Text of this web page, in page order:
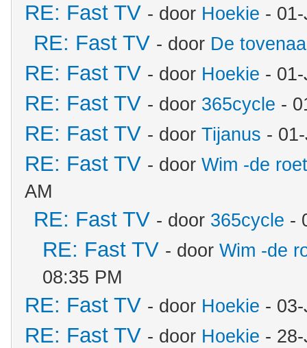
RE: Fast TV - door Hoekie -
RE: Fast TV - door De
RE: Fast TV - door Hoekie -
RE: Fast TV - door 365cycle -
RE: Fast TV - door Tijanus -
RE: Fast TV - door Wim -de
AM
RE: Fast TV - door 365cycle -
RE: Fast TV - door Wim -de
08:35 PM
RE: Fast TV - door Hoekie -
RE: Fast TV - door Hoekie -